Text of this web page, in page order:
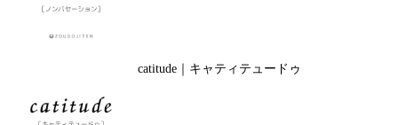
catitude｜キャティテュードゥ